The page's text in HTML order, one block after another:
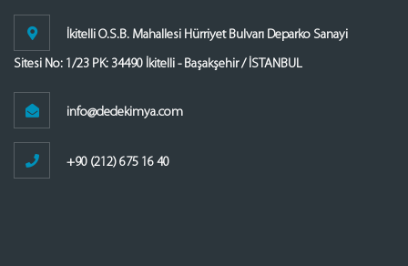
İkitelli O.S.B. Mahallesi Hürriyet Bulvarı Deparko Sanayi
Sitesi No: 1/23 PK: 34490 İkitelli - Başakşehir / İSTANBUL
info@dedekimya.com
+90 (212) 675 16 40